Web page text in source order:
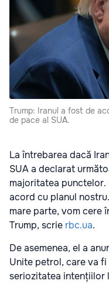
Trump: Iranul a fost de
de pace al SUA.
La întrebarea dacă
SUA a declarat
majoritatea punctelor.
acord cu planul
mare parte, vom cere
Trump, scrie rbc.ua.
De asemenea, el a
Unite petrol, care va
seriozitatea intențiilor